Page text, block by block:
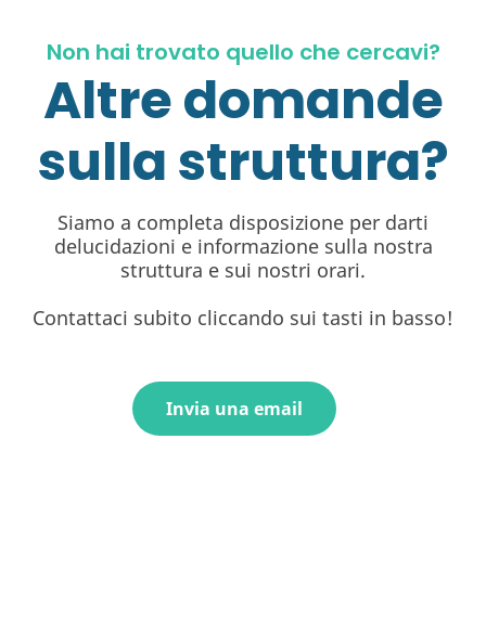
Non hai trovato quello che cercavi?
Altre domande
sulla struttura?
Siamo a completa disposizione per darti
delucidazioni e informazione sulla nostra
struttura e sui nostri orari.
Contattaci subito cliccando sui tasti in basso!
Invia una email